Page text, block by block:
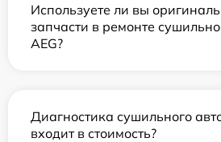
Используете ли вы
запчасти в ремонте
AEG?
Диагностика сушильного
входит в стоимость?